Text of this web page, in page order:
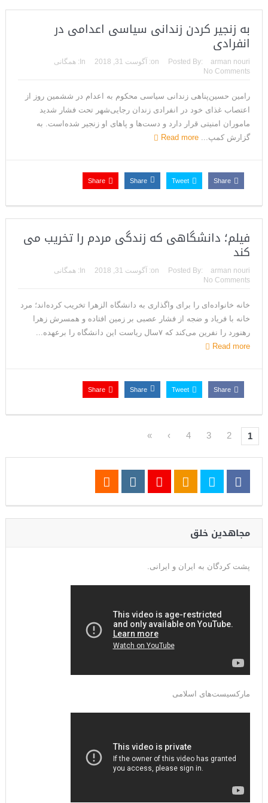
به زنجیر کردن زندانی سیاسی اعدامی در
انفرادی
Posted By: arman nouri
on: آگوست 31, 2018 In:
همگانی
No Comments
رامین حسین‌پناهی زندانی سیاسی محکوم به اعدام در ششمین روز از
اعتصاب غذای خود در انفرادی زندان رجایی‌شهر تحت فشار شدید
ماموران امنیتی قرار دارد و دست‌ها و پاهای او زنجیر شده‌است. به
گزارش کمپ... Read more
Share
Tweet
Share
Share
فیلم؛ دانشگاهی که زندگی مردم را تخریب می
کند
Posted By: arman nouri
on: آگوست 31, 2018 In:
همگانی
No Comments
خانه خانواده‌ای را برای واگذاری به دانشگاه‌ الزهرا تخریب کرده‌اند؛ مرد
خانه با فریاد و ضجه از فشار عصبی بر زمین افتاده و همسرش زهرا
رهنورد را نفرین می‌کند که ۷سال ریاست این دانشگاه را برعهده...
Read more
Share
Tweet
Share
Share
1
2
3
4
›
»
مجاهدین خلق
پشت کردگان به ایران و ایرانی.
مارکسیست‌های اسلامی